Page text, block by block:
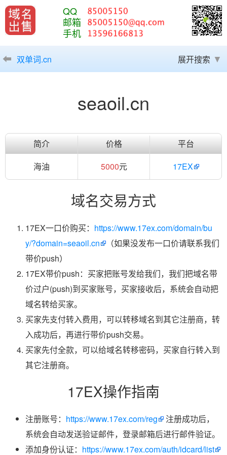
QQ
邮箱
手机
双单词.cn 展开搜索
seaoil.cn
简介 价格
平台
海油
5000元 17EX
域名交易方式
17EX一口价购买： https://www.17ex.com/domain/bu
y/?domain=seaoil.cn
（如果没发布一口价请联系我们
带价push）
17EX带价push：买家把账号发给我们，我们把域名带
价过户(push)到买家账号，买家接收后，系统会自动把
域名转给买家。
买家先支付转入费用，可以转移域名到其它注册商，转
入成功后，再进行带价push交易。
买家先付全款，可以给域名转移密码，买家自行转入到
其它注册商。
17EX操作指南
注册账号： https://www.17ex.com/reg
注册成功后，
系统会自动发送验证邮件，登录邮箱后进行邮件验证。
添加身份认证： https://www.17ex.com/auth/idcard/list